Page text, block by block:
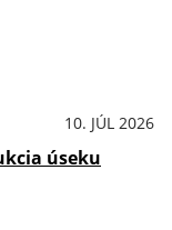
10. JÚL 2026
úseku